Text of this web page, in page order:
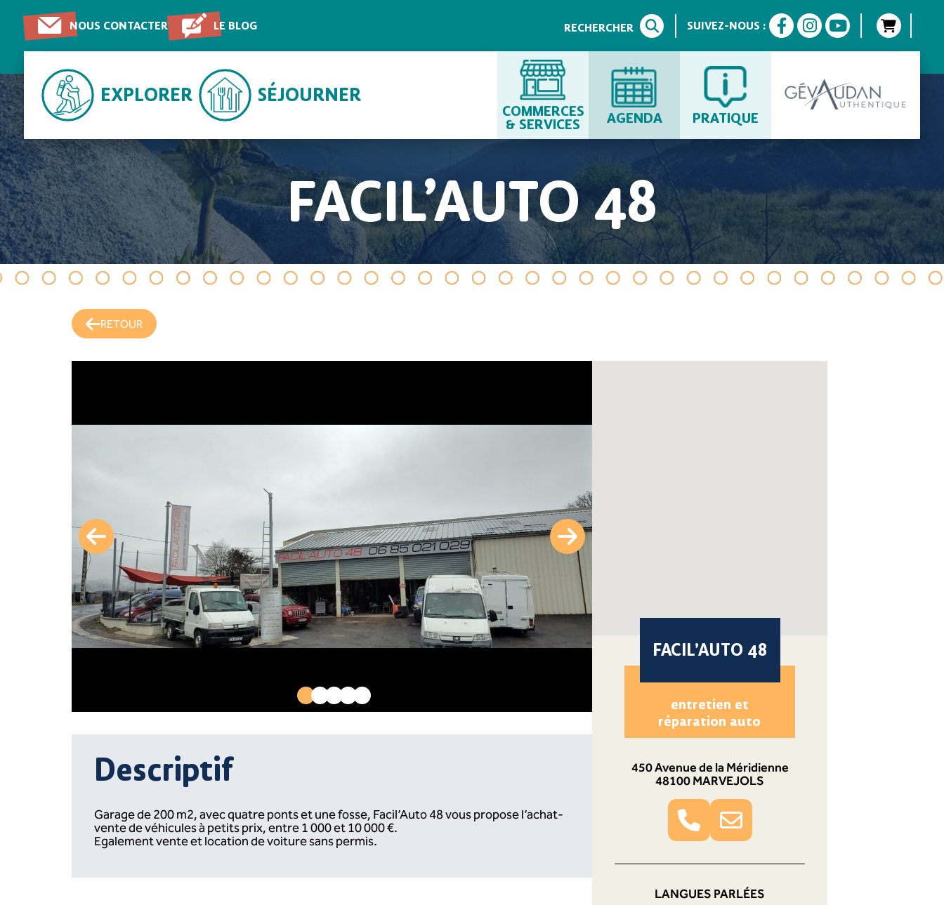
NOUS CONTACTER LE BLOG RECHERCHER SUIVEZ-NOUS :
EXPLORER SÉJOURNER
COMMERCES
& SERVICES AGENDA PRATIQUE
FACIL’AUTO 48
RETOUR
Descriptif
Garage de 200 m2, avec quatre ponts et une fosse, Facil’Auto 48 vous propose l’achat-
vente de véhicules à petits prix, entre 1 000 et 10 000 €.
Egalement vente et location de voiture sans permis.
FACIL’AUTO 48
entretien et
réparation auto
450 Avenue de la Méridienne
48100 MARVEJOLS
LANGUES PARLÉES